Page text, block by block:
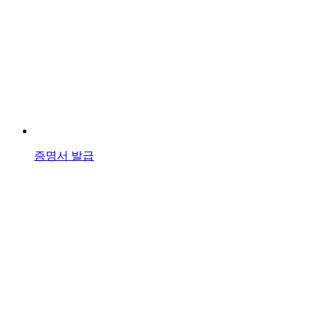
증명서 발급